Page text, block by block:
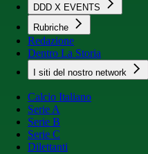
DDD X EVENTS
Rubriche
Redazione
Dentro La Storia
I siti del nostro network
Calcio Italiano
Serie A
Serie B
Serie C
Dilettanti